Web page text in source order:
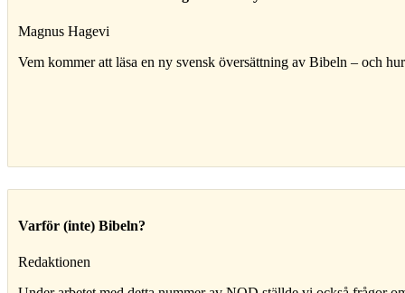
Magnus Hagevi
Vem kommer att läsa en ny svensk översättning av Bibeln – och
Varför (inte) Bibeln?
Redaktionen